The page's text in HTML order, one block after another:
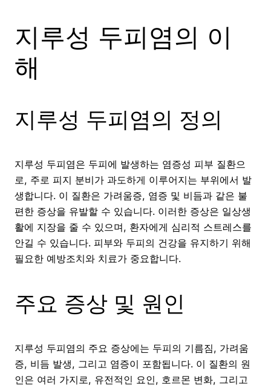
지루성 두피염의 이
해
지루성 두피염의 정의
지루성 두피염은 두피에 발생하는 염증성 피부 질환으
로, 주로 피지 분비가 과도하게 이루어지는 부위에서 발
생합니다. 이 질환은 가려움증, 염증 및 비듬과 같은 불
편한 증상을 유발할 수 있습니다. 이러한 증상은 일상생
활에 지장을 줄 수 있으며, 환자에게 심리적 스트레스를
안길 수 있습니다. 피부와 두피의 건강을 유지하기 위해
필요한 예방조치와 치료가 중요합니다.
주요 증상 및 원인
지루성 두피염의 주요 증상에는 두피의 기름짐, 가려움
증, 비듬 발생, 그리고 염증이 포함됩니다. 이 질환의 원
인은 여러 가지로, 유전적인 요인, 호르몬 변화, 그리고